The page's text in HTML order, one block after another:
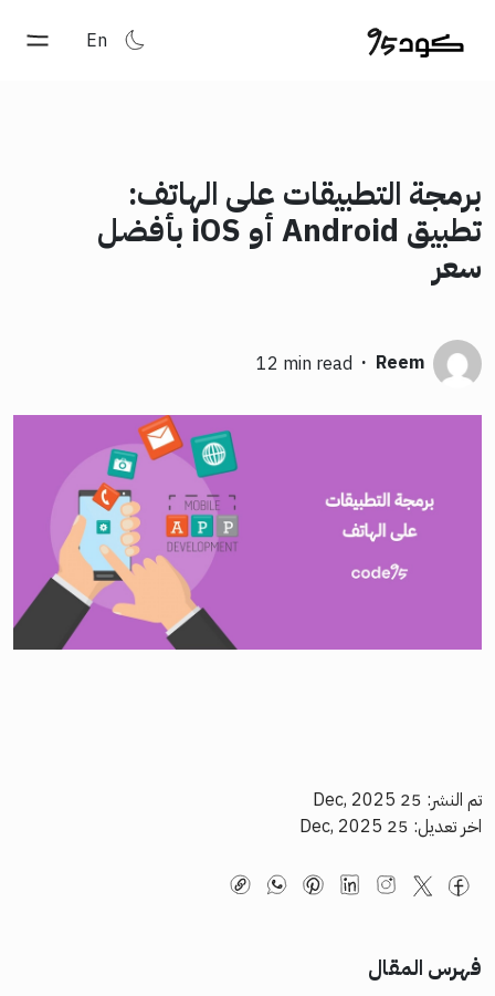
En
برمجة التطبيقات على الهاتف:
تطبيق Android أو iOS بأفضل
سعر
Reem
·
12 min read
تم النشر: 25 Dec, 2025
اخر تعديل: 25 Dec, 2025
فهرس المقال